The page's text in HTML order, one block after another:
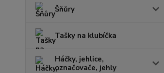
Šňůry
Tašky na klubíčka
Háčky, jehlice,
označovače, jehly